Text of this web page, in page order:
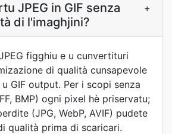
JPEG in GIF senza
di l'imaghjini?
+
figghiu e u cunvertituri
di qualità cunsapevole
GIF output. Per i scopi senza
BMP) ogni pixel hè priservatu;
(JPG, WebP, AVIF) pudete
qualità prima di scaricari.